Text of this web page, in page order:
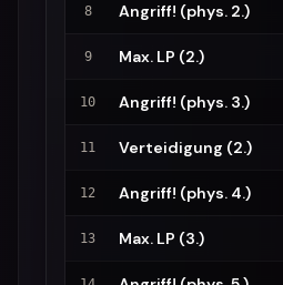
8 Angriff! (phys. 2.)
9 Max. LP (2.)
10 Angriff! (phys. 3.)
11 Verteidigung (2.)
12 Angriff! (phys. 4.)
13 Max. LP (3.)